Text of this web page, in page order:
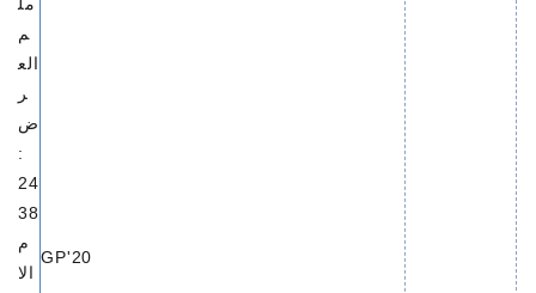
20'GP
م
الع
ر
ض
:
24
38
م
الا